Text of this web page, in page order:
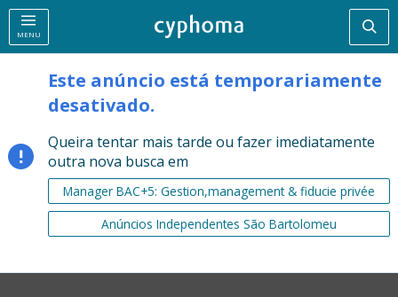
MENU
Este anúncio está temporariamente
desativado.
Queira tentar mais tarde ou fazer imediatamente
outra nova busca em
Manager BAC+5: Gestion,management & fiducie privée
Anúncios Independentes São Bartolomeu